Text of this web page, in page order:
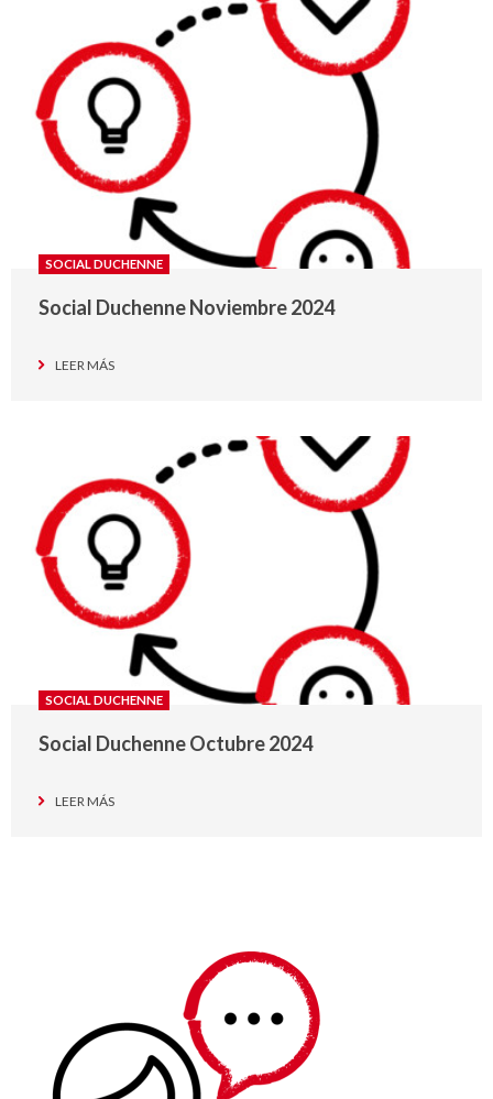
SOCIAL DUCHENNE
Social Duchenne Noviembre 2024
LEER MÁS
SOCIAL DUCHENNE
Social Duchenne Octubre 2024
LEER MÁS